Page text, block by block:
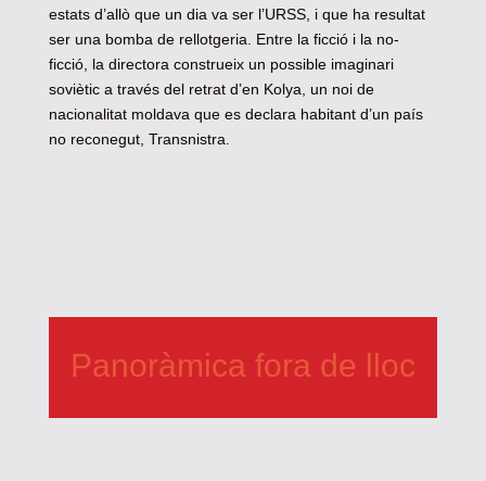
estats d’allò que un dia va ser l’URSS, i que ha resultat
ser una bomba de rellotgeria. Entre la ficció i la no-
ficció, la directora construeix un possible imaginari
soviètic a través del retrat d’en Kolya, un noi de
nacionalitat moldava que es declara habitant d’un país
no reconegut, Transnistra.
Panoràmica fora de lloc